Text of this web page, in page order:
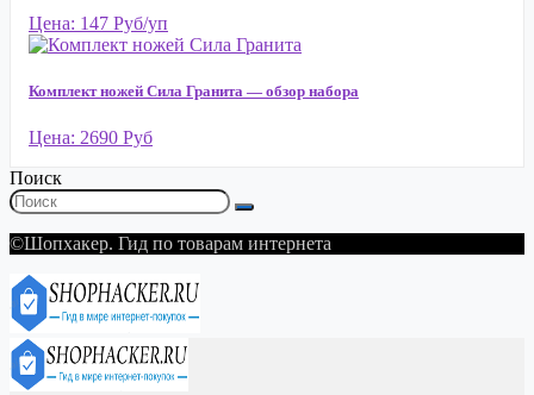
Цена: 147 Руб/уп
Комплект ножей Сила Гранита — обзор набора
Цена: 2690 Руб
Поиск
©Шопхакер. Гид по товарам интернета